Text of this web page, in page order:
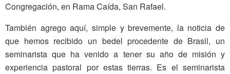
Congregación, en Rama Caída, San Rafael.
También agrego aquí, simple y brevemente, la noticia de
que hemos recibido un bedel procedente de Brasil, un
seminarista que ha venido a tener su año de misión y
experiencia pastoral por estas tierras. Es el seminarista